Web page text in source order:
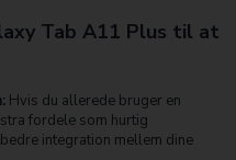
Tab A11 Plus til at
Hvis du allerede bruger en
fordele som hurtig
integration mellem dine